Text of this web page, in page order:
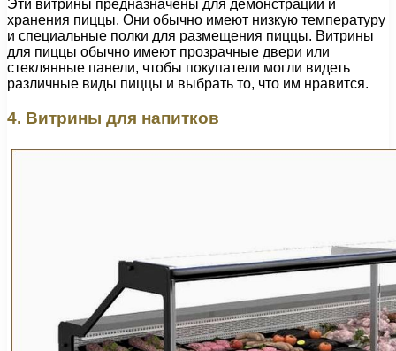
Эти витрины предназначены для демонстрации и
хранения пиццы. Они обычно имеют низкую температуру
и специальные полки для размещения пиццы. Витрины
для пиццы обычно имеют прозрачные двери или
стеклянные панели, чтобы покупатели могли видеть
различные виды пиццы и выбрать то, что им нравится.
4. Витрины для напитков